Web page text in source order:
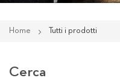
Home Tutti i prodotti
Cerca